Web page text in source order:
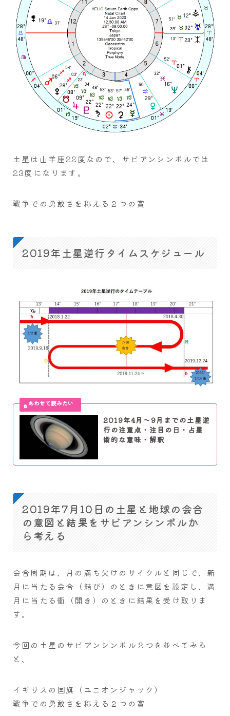
土星は山羊座22度なので、サビアンシンボルでは
23度になります。
戦争での勇敢さを称える２つの賞
2019年土星逆行タイムスケジュール
2019年4月～9月までの土星逆
行の注意点・注目の日・占星
術的な意味・解釈
2019年7月10日の土星と地球の会合
の意図と結果をサビアンシンボルか
ら考える
会合周期は、月の満ち欠けのサイクルと同じで、新
月に当たる会合（結び）のときに意図を設定し、満
月に当たる衝（開き）のときに結果を受け取りま
す。
今回の土星のサビアンシンボル２つを並べてみる
と、
イギリスの国旗（ユニオンジャック）
戦争での勇敢さを称える２つの賞